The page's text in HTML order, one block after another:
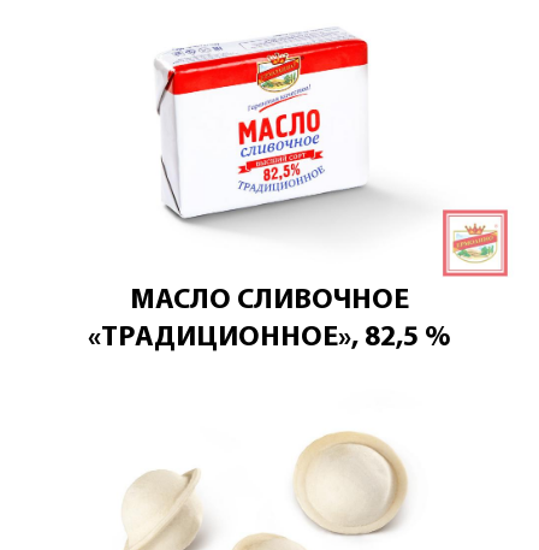
МАСЛО СЛИВОЧНОЕ
«ТРАДИЦИОННОЕ», 82,5 %